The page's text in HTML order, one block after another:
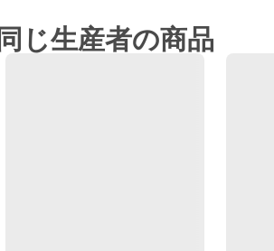
同じ生産者の商品